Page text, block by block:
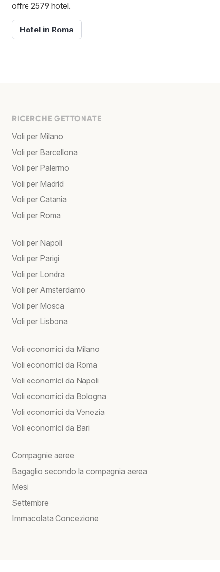
offre 2579 hotel.
Hotel in Roma
RICERCHE GETTONATE
Voli per Milano
Voli per Barcellona
Voli per Palermo
Voli per Madrid
Voli per Catania
Voli per Roma
Voli per Napoli
Voli per Parigi
Voli per Londra
Voli per Amsterdamo
Voli per Mosca
Voli per Lisbona
Voli economici da Milano
Voli economici da Roma
Voli economici da Napoli
Voli economici da Bologna
Voli economici da Venezia
Voli economici da Bari
Compagnie aeree
Bagaglio secondo la compagnia aerea
Mesi
Settembre
Immacolata Concezione